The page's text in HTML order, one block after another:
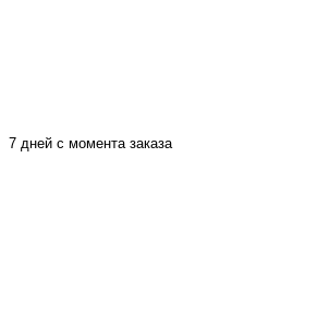
7 дней с момента заказа